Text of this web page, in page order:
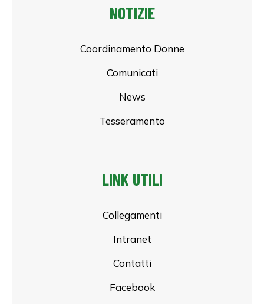
NOTIZIE
Coordinamento Donne
Comunicati
News
Tesseramento
LINK UTILI
Collegamenti
Intranet
Contatti
Facebook